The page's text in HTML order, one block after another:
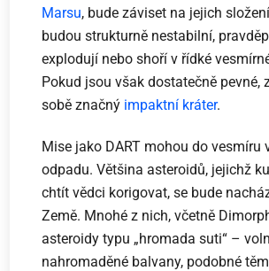
Marsu, bude záviset na jejich
budou strukturně nestabilní,
explodují nebo shoří v řídké
Pokud jsou však dostatečně pevné,
sobě značný impaktní kráter.
Mise jako DART mohou do vesmíru
odpadu. Většina asteroidů, jejichž
chtít vědci korigovat, se bude
Země. Mnohé z nich, včetně
asteroidy typu „hromada suti“ –
nahromaděné balvany, podobné